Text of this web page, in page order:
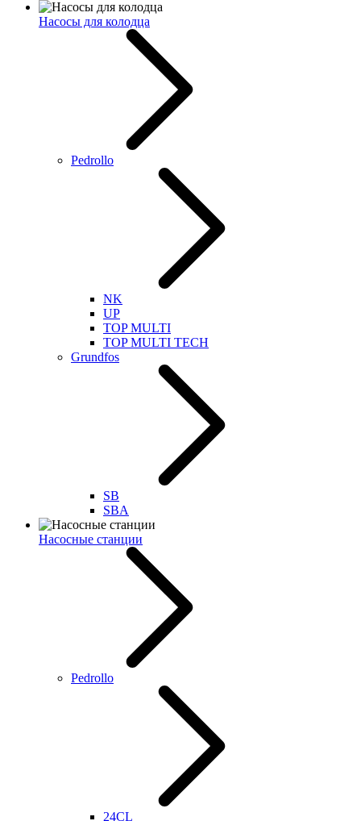
Насосы для колодца
Pedrollo
NK
UP
TOP MULTI
TOP MULTI TECH
Grundfos
SB
SBA
Насосные станции
Pedrollo
24CL